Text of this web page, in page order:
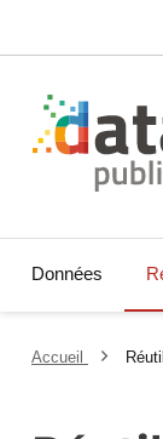
Données
Accueil